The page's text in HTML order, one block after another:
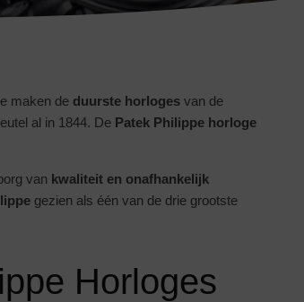
maken de duurste horloges van de
al in 1844. De Patek Philippe horloge
van kwaliteit en onafhankelijk
gezien als één van de drie grootste
Horloges